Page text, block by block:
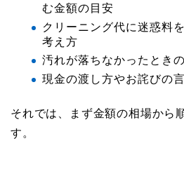
む金額の目安
クリーニング代に迷惑料
考え方
汚れが落ちなかったとき
現金の渡し方やお詫びの
それでは、まず金額の相場から
す。